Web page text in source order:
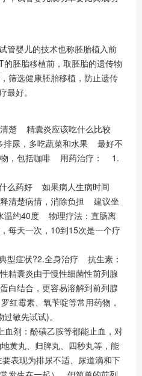
管婴儿的技术也称胚胎植入前
胚胎移植前，取胚胎的遗传物
筛选健康胚胎移植，防止遗传
好。
楚 精囊炎应该吃什么比较
尿，多吃蔬菜和水果 最好不
物，包括咖啡 用药治疗： 1.
么药好 如果病人生病时间
清楚病情，消除负担 建议坐
温约40度 物理疗法：直肠离
每天一次，10到15次是一个疗
型症状?2.全身治疗 抗生素：
精囊炎由于慢性细菌性前列腺
白结合，更容易溶解到前列腺
霉素、氧苄啶等常用药物，
敏先试试)。
剂：酚磺乙胺等都能止血，对
黄丸、归脾丸、四秒丸等，能
现为排尿不适、尿道滴和下